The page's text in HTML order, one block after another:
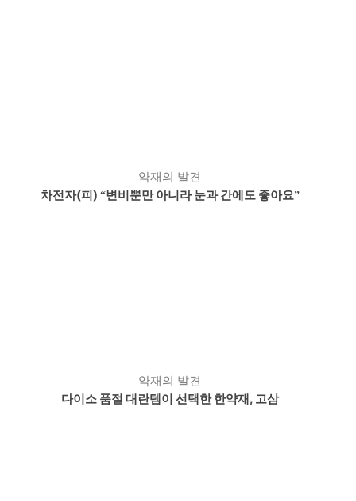
약재의 발견
차전자(피) “변비뿐만 아니라 눈과 간에도 좋아요”
약재의 발견
다이소 품절 대란템이 선택한 한약재, 고삼